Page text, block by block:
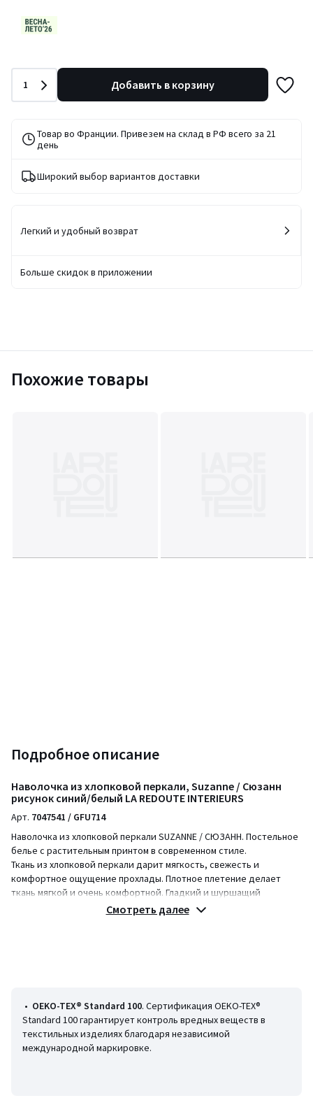
Количество
1 Добавить в корзину
Товар во Франции. Привезем на склад в РФ всего за 21
день
Широкий выбор вариантов доставки
Легкий и удобный возврат
Больше скидок в приложении
Похожие товары
Подробное описание
Наволочка из хлопковой перкали, Suzanne / Сюзанн
рисунок синий/белый LA REDOUTE INTERIEURS
Арт. 7047541 / GFU714
Наволочка из хлопковой перкали SUZANNE / СЮЗАНН. Постельное
белье с растительным принтом в современном стиле.
Ткань из хлопковой перкали дарит мягкость, свежесть и
комфортное ощущение прохлады. Плотное плетение делает
ткань мягкой и очень комфортной. Гладкий и шуршащий
материал, который становится все мягче после каждой стирки.
• Принт "листья" с обеих сторон
• Наволочка продается отдельно
Уход
Смотреть далее
• OEKO-TEX® Standard 100. Сертификация OEKO-TEX®
Standard 100 гарантирует контроль вредных веществ в
текстильных изделиях благодаря независимой
международной маркировке.